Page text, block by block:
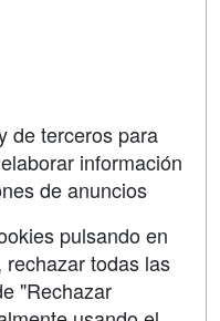
de terceros para
información
de anuncios
pulsando en
todas las
"Rechazar